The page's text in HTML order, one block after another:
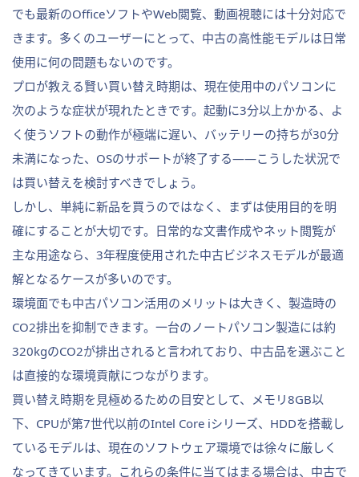
でも最新のOfficeソフトやWeb閲覧、動画視聴には十分対応で
きます。多くのユーザーにとって、中古の高性能モデルは日常
使用に何の問題もないのです。
プロが教える賢い買い替え時期は、現在使用中のパソコンに
次のような症状が現れたときです。起動に3分以上かかる、よ
く使うソフトの動作が極端に遅い、バッテリーの持ちが30分
未満になった、OSのサポートが終了する——こうした状況で
は買い替えを検討すべきでしょう。
しかし、単純に新品を買うのではなく、まずは使用目的を明
確にすることが大切です。日常的な文書作成やネット閲覧が
主な用途なら、3年程度使用された中古ビジネスモデルが最適
解となるケースが多いのです。
環境面でも中古パソコン活用のメリットは大きく、製造時の
CO2排出を抑制できます。一台のノートパソコン製造には約
320kgのCO2が排出されると言われており、中古品を選ぶこと
は直接的な環境貢献につながります。
買い替え時期を見極めるための目安として、メモリ8GB以
下、CPUが第7世代以前のIntel Core iシリーズ、HDDを搭載し
ているモデルは、現在のソフトウェア環境では徐々に厳しく
なってきています。これらの条件に当てはまる場合は、中古で